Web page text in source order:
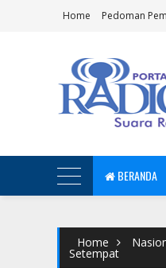
Home Pedoman
BERANDA
Home
Setempat